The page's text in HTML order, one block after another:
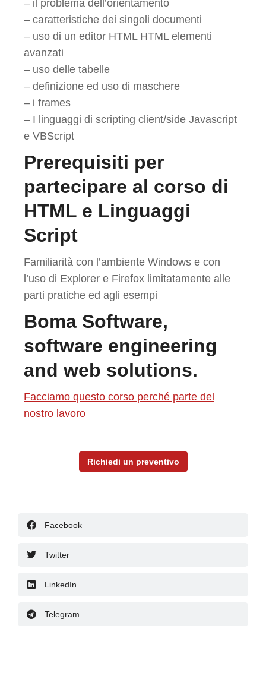
– il problema dell’orientamento
– caratteristiche dei singoli documenti
– uso di un editor HTML HTML elementi
avanzati
– uso delle tabelle
– definizione ed uso di maschere
– i frames
– I linguaggi di scripting client/side Javascript
e VBScript
Prerequisiti per
partecipare al corso di
HTML e Linguaggi
Script
Familiarità con l’ambiente Windows e con
l’uso di Explorer e Firefox limitatamente alle
parti pratiche ed agli esempi
Boma Software,
software engineering
and web solutions.
Facciamo questo corso perché parte del
nostro lavoro
Richiedi un preventivo
Facebook
Twitter
LinkedIn
Telegram